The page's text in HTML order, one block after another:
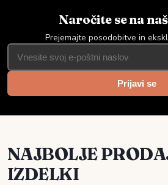
izpostavljanje soncu.
Naročite se na
Prejemajte posodobitve in
Prijavi se
NAJBOLJE
IZDELKI